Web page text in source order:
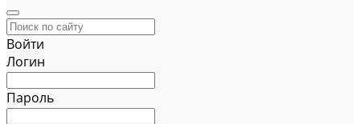
Войти
Логин
Пароль